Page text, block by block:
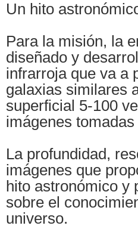
Un hito
Para la misión, la
diseñado y
infrarroja que va a
galaxias similares
superficial 5-100
imágenes
La profundidad,
imágenes que
hito astronómico y
sobre el
universo.